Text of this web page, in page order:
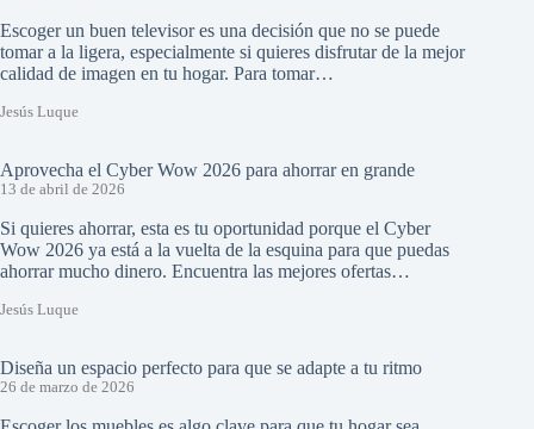
Escoger un buen televisor es una decisión que no se puede
tomar a la ligera, especialmente si quieres disfrutar de la mejor
calidad de imagen en tu hogar. Para tomar…
Jesús Luque
Aprovecha el Cyber Wow 2026 para ahorrar en grande
13 de abril de 2026
Si quieres ahorrar, esta es tu oportunidad porque el Cyber
Wow 2026 ya está a la vuelta de la esquina para que puedas
ahorrar mucho dinero. Encuentra las mejores ofertas…
Jesús Luque
Diseña un espacio perfecto para que se adapte a tu ritmo
26 de marzo de 2026